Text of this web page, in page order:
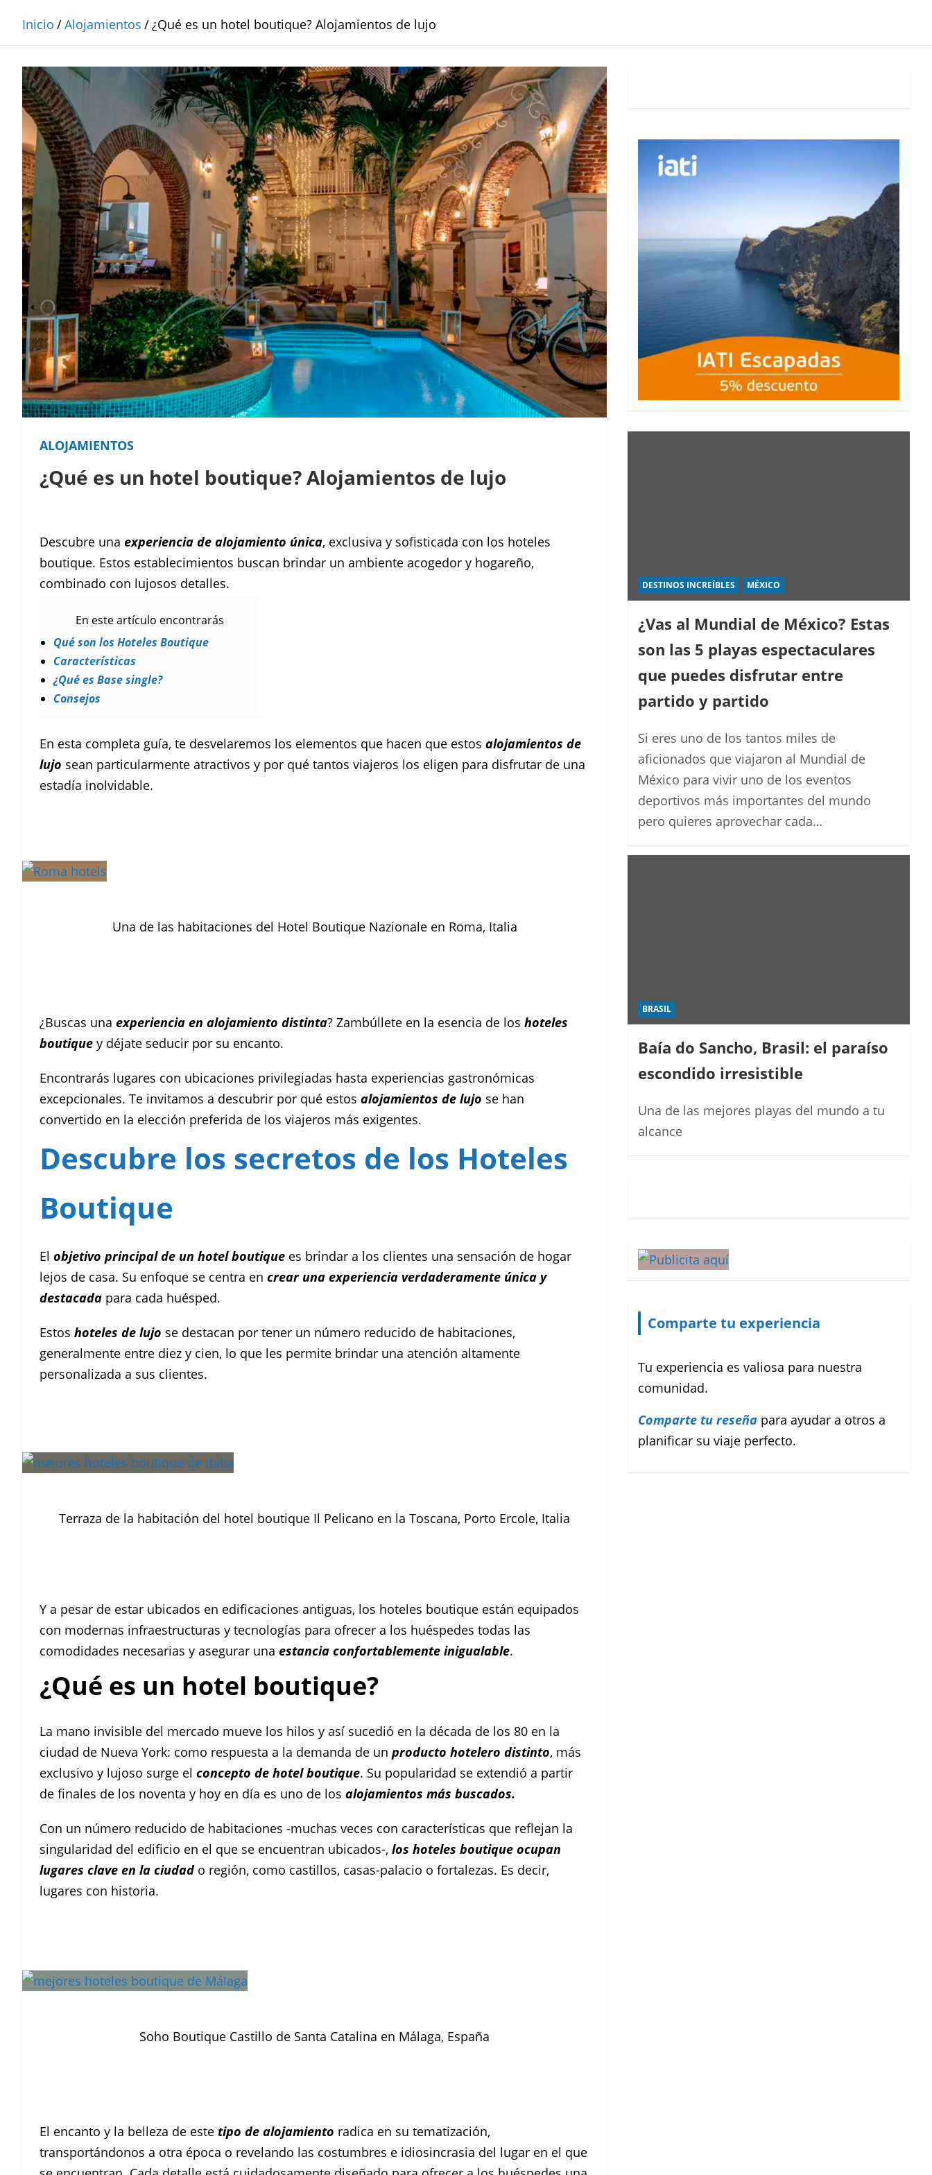
Inicio Alojamientos ¿Qué es un hotel boutique? Alojamientos de lujo
ALOJAMIENTOS
¿Qué es un hotel boutique? Alojamientos de lujo
Descubre una experiencia de alojamiento única, exclusiva y sofisticada con los hoteles
boutique. Estos establecimientos buscan brindar un ambiente acogedor y hogareño,
combinado con lujosos detalles.
En este artículo encontrarás
Qué son los Hoteles Boutique
Características
¿Qué es Base single?
Consejos
En esta completa guía, te desvelaremos los elementos que hacen que estos alojamientos de
lujo sean particularmente atractivos y por qué tantos viajeros los eligen para disfrutar de una
estadía inolvidable.
Una de las habitaciones del Hotel Boutique Nazionale en Roma, Italia
¿Buscas una experiencia en alojamiento distinta? Zambúllete en la esencia de los hoteles
boutique y déjate seducir por su encanto.
Encontrarás lugares con ubicaciones privilegiadas hasta experiencias gastronómicas
excepcionales. Te invitamos a descubrir por qué estos alojamientos de lujo se han
convertido en la elección preferida de los viajeros más exigentes.
Descubre los secretos de los Hoteles
Boutique
El objetivo principal de un hotel boutique es brindar a los clientes una sensación de hogar
lejos de casa. Su enfoque se centra en crear una experiencia verdaderamente única y
destacada para cada huésped.
Estos hoteles de lujo se destacan por tener un número reducido de habitaciones,
generalmente entre diez y cien, lo que les permite brindar una atención altamente
personalizada a sus clientes.
Terraza de la habitación del hotel boutique Il Pelicano en la Toscana, Porto Ercole, Italia
Y a pesar de estar ubicados en edificaciones antiguas, los hoteles boutique están equipados
con modernas infraestructuras y tecnologías para ofrecer a los huéspedes todas las
comodidades necesarias y asegurar una estancia confortablemente inigualable.
¿Qué es un hotel boutique?
La mano invisible del mercado mueve los hilos y así sucedió en la década de los 80 en la
ciudad de Nueva York: como respuesta a la demanda de un producto hotelero distinto, más
exclusivo y lujoso surge el concepto de hotel boutique. Su popularidad se extendió a partir
de finales de los noventa y hoy en día es uno de los alojamientos más buscados.
Con un número reducido de habitaciones -muchas veces con características que reflejan la
singularidad del edificio en el que se encuentran ubicados-, los hoteles boutique ocupan
lugares clave en la ciudado región, como castillos, casas-palacio o fortalezas. Es decir,
lugares con historia.
Soho Boutique Castillo de Santa Catalina en Málaga, España
El encanto y la belleza de este tipo de alojamiento radica en su tematización,
transportándonos a otra época o revelando las costumbres e idiosincrasia del lugar en el que
DESTINOS INCREÍBLES MÉXICO
¿Vas al Mundial de México? Estas
son las 5 playas espectaculares
que puedes disfrutar entre
partido y partido
Si eres uno de los tantos miles de
aficionados que viajaron al Mundial de
México para vivir uno de los eventos
deportivos más importantes del mundo
pero quieres aprovechar cada…
BRASIL
Baía do Sancho, Brasil: el paraíso
escondido irresistible
Una de las mejores playas del mundo a tu
alcance
Comparte tu experiencia
Tu experiencia es valiosa para nuestra
comunidad.
Comparte tu reseña para ayudar a otros a
planificar su viaje perfecto.